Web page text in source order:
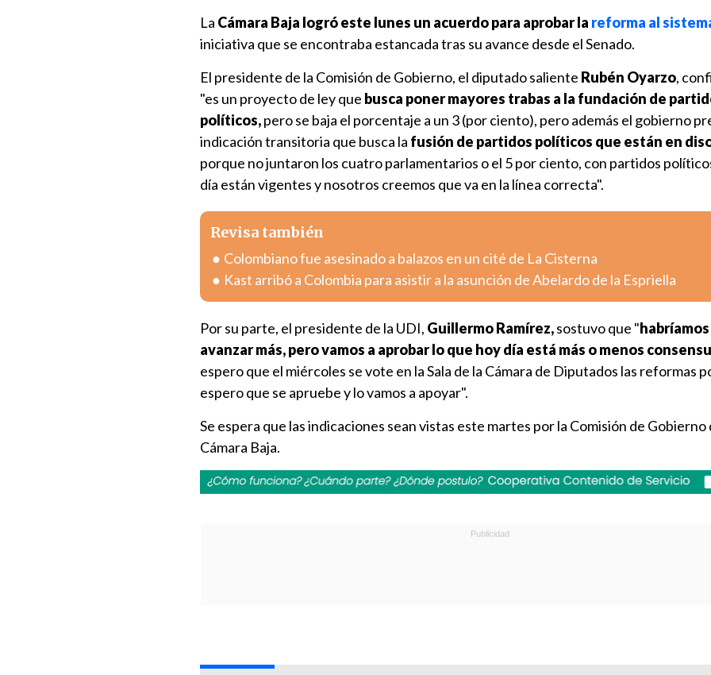
La Cámara Baja logró este lunes un acuerdo para aprobar la reforma al
iniciativa que se encontraba estancada tras su avance desde el Senado.
El presidente de la Comisión de Gobierno, el diputado saliente Rubén Oyarzo,
"es un proyecto de ley que busca poner mayores trabas a la fundación de
políticos,pero se baja el porcentaje a un 3 (por ciento), pero además el gobierno
indicación transitoria que busca la fusión de partidos políticos que están en
porque no juntaron los cuatro parlamentarios o el 5 por ciento, con partidos
día están vigentes y nosotros creemos que va en la línea correcta".
Revisa también
Colombiano fue asesinado a balazos en un cité de La Cisterna
Kast arribó a Colombia para asistir a la asunción de Abelardo de la Espriella
Por su parte, el presidente de la UDI, Guillermo Ramírez,sostuvo que "
avanzar más, pero vamos a aprobar lo que hoy día está más o menos
espero que el miércoles se vote en la Sala de la Cámara de Diputados las reformas
espero que se apruebe y lo vamos a apoyar".
Se espera que las indicaciones sean vistas este martes por la Comisión de Gobierno
Cámara Baja.